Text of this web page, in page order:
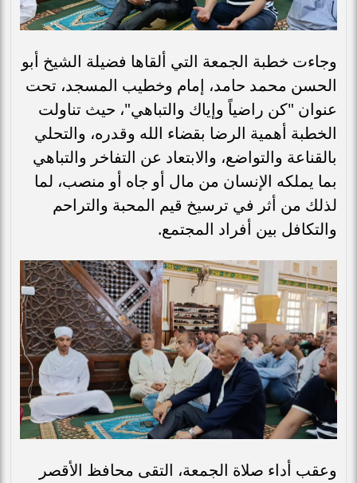
وجاءت خطبة الجمعة التي ألقاها فضيلة الشيخ أبو
الحسن محمد حامد، إمام وخطيب المسجد، تحت
عنوان "كن راضياً وإياك والتباهي"، حيث تناولت
الخطبة أهمية الرضا بقضاء الله وقدره، والتحلي
بالقناعة والتواضع، والابتعاد عن التفاخر والتباهي
بما يملكه الإنسان من مال أو جاه أو منصب، لما
لذلك من أثر في ترسيخ قيم المحبة والتراحم
والتكافل بين أفراد المجتمع.
وعقب أداء صلاة الجمعة، التقى محافظ الأقصر